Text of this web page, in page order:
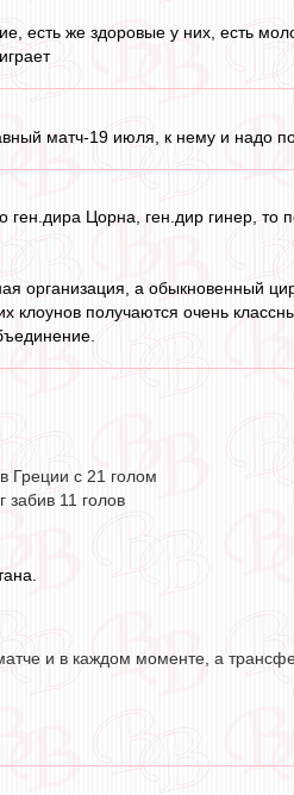
есть же здоровые у них, есть
матч-19 июля, к нему и надо
Цорна, ген.дир гинер, то
организация, а обыкновенный
клоунов получаются очень
Греции с 21 голом
забив 11 голов
и в каждом моменте, а